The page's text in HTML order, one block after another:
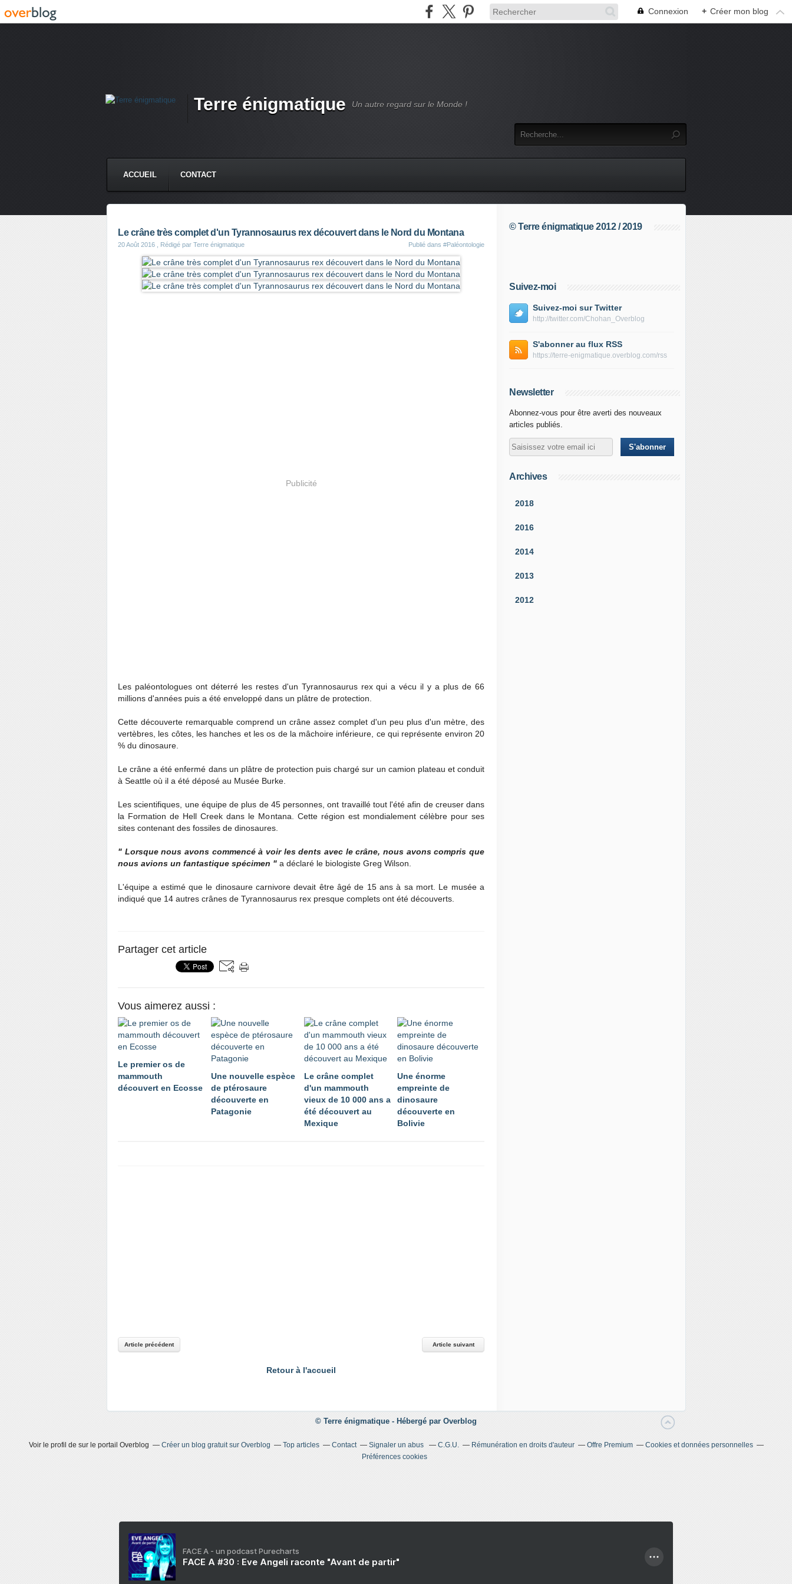
Connexion + Créer mon blog
Terre énigmatique Un autre regard sur le Monde !
ACCUEIL CONTACT
Le crâne très complet d'un Tyrannosaurus rex découvert dans le Nord du Montana
20 Août 2016 , Rédigé par Terre énigmatique Publié dans #Paléontologie
Publicité
Les paléontologues ont déterré les restes d'un Tyrannosaurus rex qui a vécu il y a plus de 66
millions d'années puis a été enveloppé dans un plâtre de protection.
Cette découverte remarquable comprend un crâne assez complet d'un peu plus d'un mètre, des
vertèbres, les côtes, les hanches et les os de la mâchoire inférieure, ce qui représente environ 20
% du dinosaure.
Le crâne a été enfermé dans un plâtre de protection puis chargé sur un camion plateau et conduit
à Seattle où il a été déposé au Musée Burke.
Les scientifiques, une équipe de plus de 45 personnes, ont travaillé tout l'été afin de creuser dans
la Formation de Hell Creek dans le Montana. Cette région est mondialement célèbre pour ses
sites contenant des fossiles de dinosaures.
" Lorsque nous avons commencé à voir les dents avec le crâne, nous avons compris que
nous avions un fantastique spécimen " a déclaré le biologiste Greg Wilson.
L'équipe a estimé que le dinosaure carnivore devait être âgé de 15 ans à sa mort. Le musée a
indiqué que 14 autres crânes de Tyrannosaurus rex presque complets ont été découverts.
Partager cet article
Vous aimerez aussi :
Le premier os de
mammouth
découvert en Ecosse
Une nouvelle espèce
de ptérosaure
découverte en
Patagonie
Le crâne complet
d'un mammouth
vieux de 10 000 ans a
été découvert au
Mexique
Une énorme
empreinte de
dinosaure
découverte en
Bolivie
Article précédent Article suivant
Retour à l'accueil
© Terre énigmatique 2012 / 2019
Suivez-moi
Suivez-moi sur Twitter
http://twitter.com/Chohan_Overblog
S'abonner au flux RSS
https://terre-enigmatique.overblog.com/rss
Newsletter
Abonnez-vous pour être averti des nouveaux
articles publiés.
Archives
2018
2016
2014
2013
2012
© Terre énigmatique - Hébergé par Overblog
Voir le profil de sur le portail Overblog Créer un blog gratuit sur Overblog Top articles Contact Signaler un abus C.G.U. Rémunération en droits d'auteur Offre Premium
Cookies et données personnelles
Préférences cookies
FACE A - un podcast Purecharts
FACE A #30 : Eve Angeli raconte "Avant de partir"